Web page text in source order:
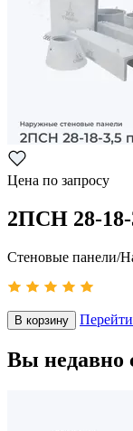
Цена по запросу
2ПСН 28-18-
Стеновые панели/
В корзину
Вы недавно